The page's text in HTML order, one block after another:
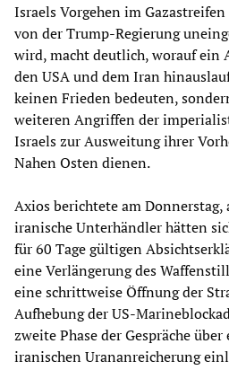
Israels Vorgehen im
von der Trump-Regierung
wird, macht deutlich, worauf ein
den USA und dem Iran
keinen Frieden bedeuten,
weiteren Angriffen der
Israels zur Ausweitung ihrer
Nahen Osten dienen.
Axios berichtete am Donnerstag,
iranische Unterhändler hätten
für 60 Tage gültigen
eine Verlängerung des
eine schrittweise Öffnung der
Aufhebung der US-
zweite Phase der Gespräche
iranischen Urananreicherung